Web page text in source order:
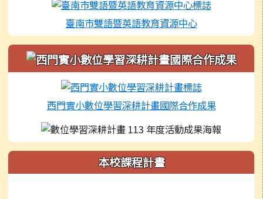
臺南市雙語暨英語教育資源中心
西門實小數位學習深耕計畫國際合作成果
本校課程計畫